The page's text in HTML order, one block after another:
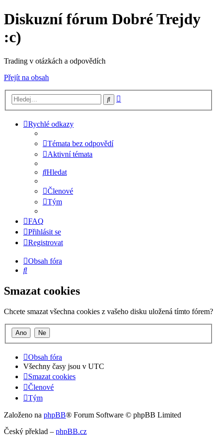
Diskuzní fórum Dobré Trejdy
:c)
Trading v otázkách a odpovědích
Přejít na obsah
Hledat
Rychlé odkazy
Témata bez odpovědí
Aktivní témata
Hledat
Členové
Tým
FAQ
Přihlásit se
Registrovat
Obsah fóra
Hledat
Smazat cookies
Chcete smazat všechna cookies z vašeho disku uložená tímto fórem?
Obsah fóra
Všechny časy jsou v UTC
Smazat cookies
Členové
Tým
Založeno na phpBB® Forum Software © phpBB Limited
Český překlad – phpBB.cz